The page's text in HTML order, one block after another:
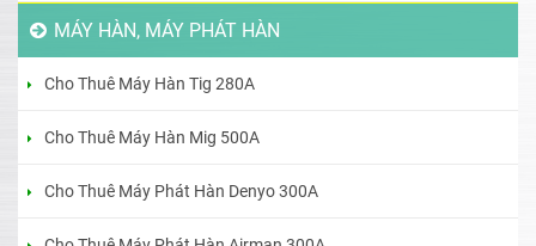
MÁY HÀN, MÁY PHÁT HÀN
Cho Thuê Máy Hàn Tig 280A
Cho Thuê Máy Hàn Mig 500A
Cho Thuê Máy Phát Hàn Denyo 300A